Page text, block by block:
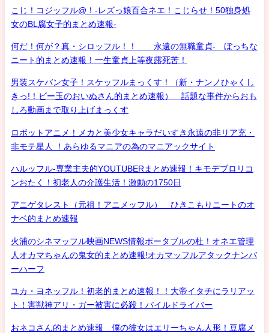
こじ！コジッフル@！-レズっ娘百合ネエ！こじらせ！50独身処
女のBL腐女子的まとめ速報-
何だ！何が？真・シロッフル！！ 永遠の無職童貞- ぼっちな
ニート的まとめ速報！一生童貞上等夜露死苦！
男装スケバン女子！スケッフルまっくす！（新・ナンノひゃくし
きっ!！ビー玉のおいぬさん的まとめ速報） 話題な事件からおも
しろ動画まで取り上げまっくす
ロボットアニメ！メカと美少女キャラだいすき永遠の非リア充・
非モテ星人 ！あらゆるマニアの為のマニアックサイト
ハルッフル-専業主夫的YOUTUBERまとめ速報！キモデブロリコ
ンおたく！初老人の介護生活！激動の1750日
アニゲタレスト（元祖！アニメッフル） ひきこもりニートのオ
ナベ的まとめ速報
火浦のシネマッフル映画NEWS情報ポータブルの杜！オネエ管理
人オカマちゃんの鬼女的まとめ速報!オカマッフルアタックナンバ
ーハーフ
ユカ・ヨネッフル！初老的まとめ速報！！大帝イタチにラリアッ
ト！害獣神アリ・ガー被害に必殺！パイルドライバー
おネコさん的まとめ速報 僕の彼女はエリーちゃん人形！豆腐メ